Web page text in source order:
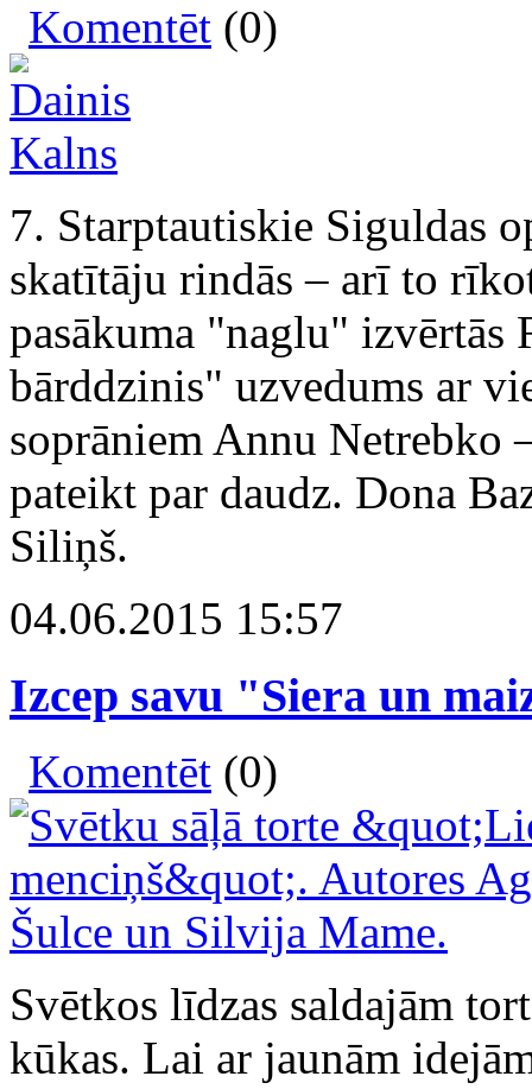
Komentēt (0)
7. Starptautiskie Siguldas
skatītāju rindās – arī to
pasākuma "naglu" izvērtās
bārddzinis" uzvedums ar
soprāniem Annu Netrebko
pateikt par daudz. Dona
Siliņš.
04.06.2015 15:57
Izcep savu "Siera un
Komentēt (0)
Svētkos līdzas saldajām
kūkas. Lai ar jaunām